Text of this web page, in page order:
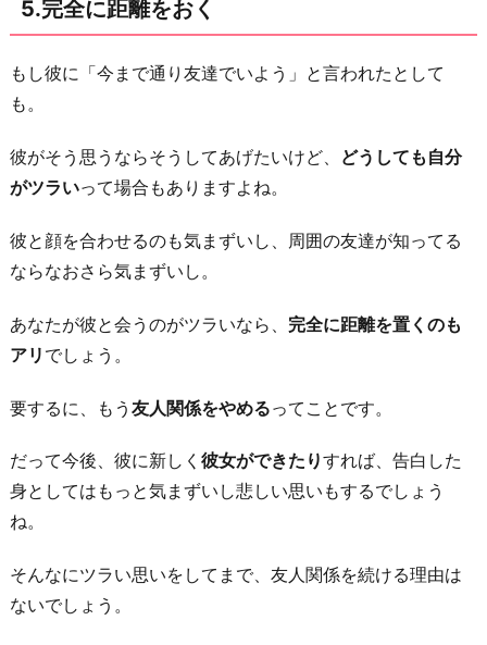
5.完全に距離をおく
もし彼に「今まで通り友達でいよう」と言われたとして
も。
彼がそう思うならそうしてあげたいけど、 どうしても自分
がツラいって場合もありますよね。
彼と顔を合わせるのも気まずいし、周囲の友達が知ってる
ならなおさら気まずいし。
あなたが彼と会うのがツラいなら、 完全に距離を置くのも
アリ でしょう。
要するに、もう 友人関係をやめるってことです。
だって今後、彼に新しく 彼女ができたりすれば、告白した
身としてはもっと気まずいし悲しい思いもするでしょう
ね。
そんなにツラい思いをしてまで、友人関係を続ける理由は
ないでしょう。